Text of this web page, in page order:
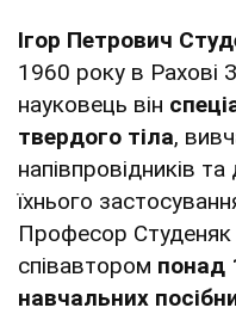
Ігор Петрович
1960 року в Рахові
науковець він
твердого тіла,
напівпровідників
їхнього
Професор Студеняк
співавтором понад
навчальних